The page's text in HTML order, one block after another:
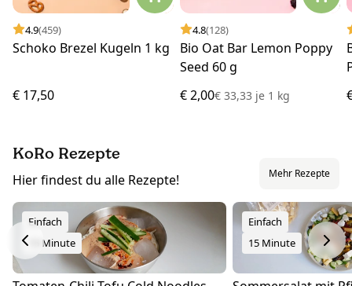
4.9(459)
Schoko Brezel Kugeln 1 kg
€ 17,50
4.8(128)
Bio Oat Bar Lemon Poppy
Seed 60 g
€ 2,00€ 33,33 je1 kg
KoRo Rezepte
Hier findest du alle Rezepte! Mehr Rezepte
Einfach
15 Minute
Einfach
15 Minute